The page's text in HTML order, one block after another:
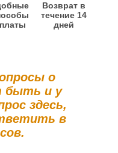
Возврат в
течение 14
дней
о
быть и у
здесь,
в